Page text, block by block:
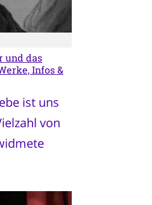
und das
Infos &
ist uns
von